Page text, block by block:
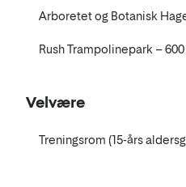
Arboretet og Botanisk
Rush Trampolinepark – 600
Velvære
Treningsrom (15-års